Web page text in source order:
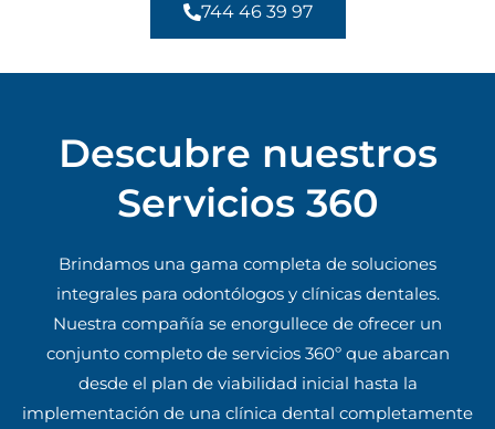
744 46 39 97
Descubre nuestros
Servicios 360
Brindamos una gama completa de soluciones
integrales para odontólogos y clínicas dentales.
Nuestra compañía se enorgullece de ofrecer un
conjunto completo de servicios 360º que abarcan
desde el plan de viabilidad inicial hasta la
implementación de una clínica dental completamente